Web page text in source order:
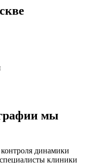
мы
динамики
клиники